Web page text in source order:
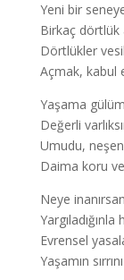
Yeni bir
Birkaç dörtlük
Dörtlükler
Açmak, kabul
Yaşama
Değerli
Umudu,
Daima koru
Neye
Evrensel
Yaşamın